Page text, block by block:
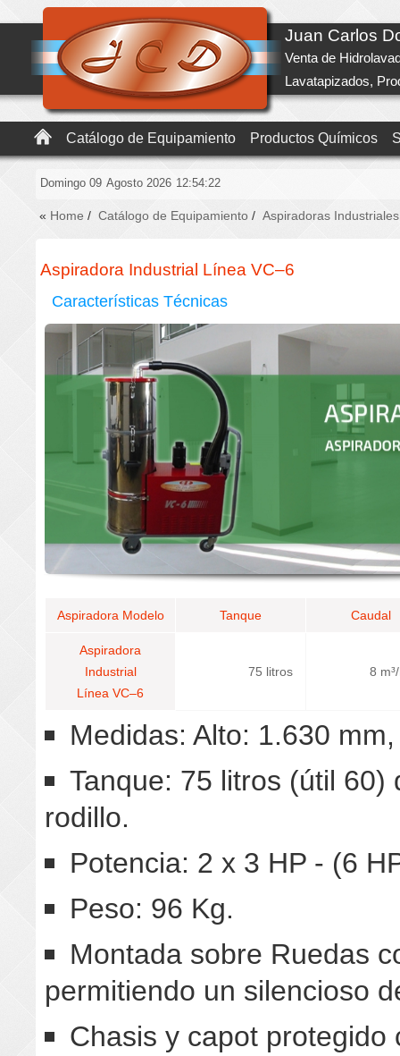
Juan Carlos
Venta de
Lavatapizados,
Catálogo de Equipamiento Productos Químicos
Domingo 09 Agosto 2026 12:54:23
« Home / Catálogo de Equipamiento / Aspiradoras Industriales
Aspiradora Industrial Línea VC–6
Características Técnicas
Aspiradora Modelo Tanque Caudal
Aspiradora
Industrial
Línea VC–6
75 litros 8
Medidas: Alto: 1.630
Tanque: 75 litros (útil
rodillo.
Potencia: 2 x 3 HP - (6
Peso: 96 Kg.
Montada sobre Ruedas
permitiendo un silencioso
Chasis y capot